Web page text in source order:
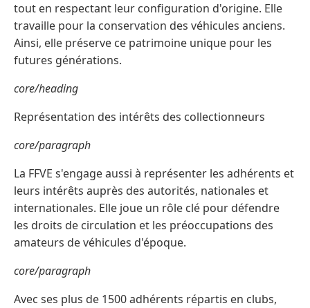
tout en respectant leur configuration d'origine. Elle
travaille pour la conservation des véhicules anciens.
Ainsi, elle préserve ce patrimoine unique pour les
futures générations.
core/heading
Représentation des intérêts des collectionneurs
core/paragraph
La FFVE s'engage aussi à représenter les adhérents et
leurs intérêts auprès des autorités, nationales et
internationales. Elle joue un rôle clé pour défendre
les droits de circulation et les préoccupations des
amateurs de véhicules d'époque.
core/paragraph
Avec ses plus de 1500 adhérents répartis en clubs,